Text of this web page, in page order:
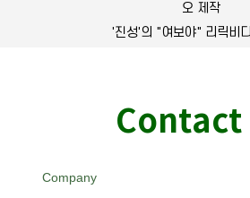
오 제작
'진성'의 "여보야" 리릭비
Contact
Company